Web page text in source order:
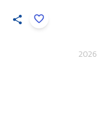
2026